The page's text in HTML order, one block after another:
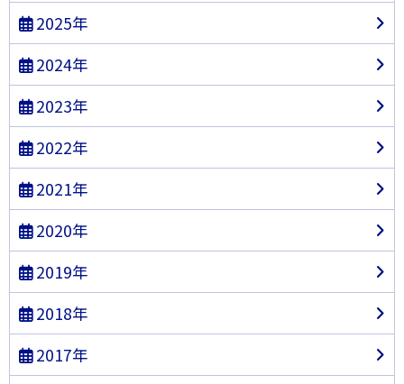
2025年
2024年
2023年
2022年
2021年
2020年
2019年
2018年
2017年